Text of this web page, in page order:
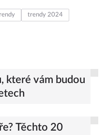
trendy 2024
které vám budou